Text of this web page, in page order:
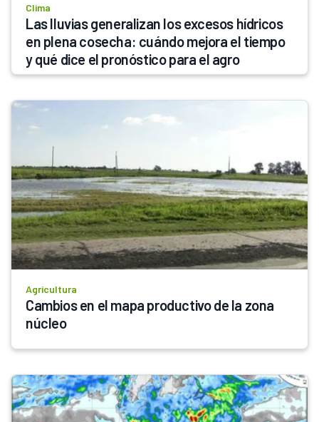
Clima
Las lluvias generalizan los excesos hídricos
en plena cosecha: cuándo mejora el tiempo
y qué dice el pronóstico para el agro
Agricultura
Cambios en el mapa productivo de la zona
núcleo